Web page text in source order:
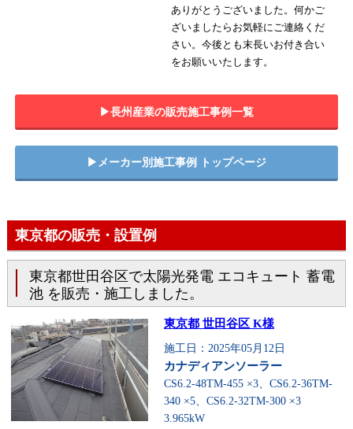
ありがとうございました。何かご
ざいましたらお気軽にご連絡くだ
さい。今後とも末長いお付き合い
をお願いいたします。
▶︎長州産業の販売施工事例一覧
▶︎メーカー別施工事例 トップページ
東京都の販売・設置例
東京都世田谷区で太陽光発電 エコキュート 蓄電
池 を販売・施工しました。
東京都 世田谷区 K様
施工日：2025年05月12日
カナディアンソーラー
CS6.2-48TM-455 ×3、CS6.2-36TM-
340 ×5、CS6.2-32TM-300 ×3
3.965kW